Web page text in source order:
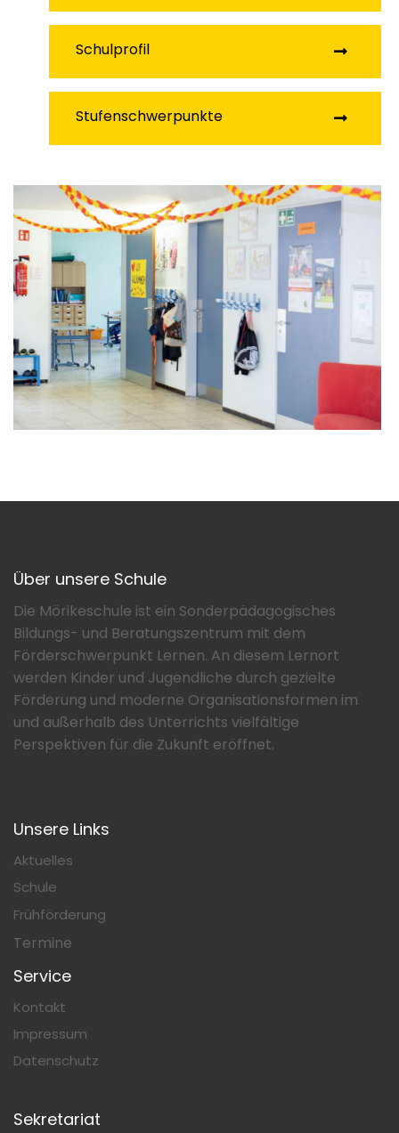
Schulprofil
Stufenschwerpunkte
Über unsere Schule
Die Mörikeschule ist ein Sonderpädagogisches
Bildungs- und Beratungszentrum mit dem
Förderschwerpunkt Lernen. An diesem Lernort
werden Kinder und Jugendliche durch gezielte
Förderung und moderne Organisationsformen im
und außerhalb des Unterrichts vielfältige
Perspektiven für die Zukunft eröffnet.
Unsere Links
Aktuelles
Schule
Frühförderung
Termine
Service
Kontakt
Impressum
Datenschutz
Sekretariat